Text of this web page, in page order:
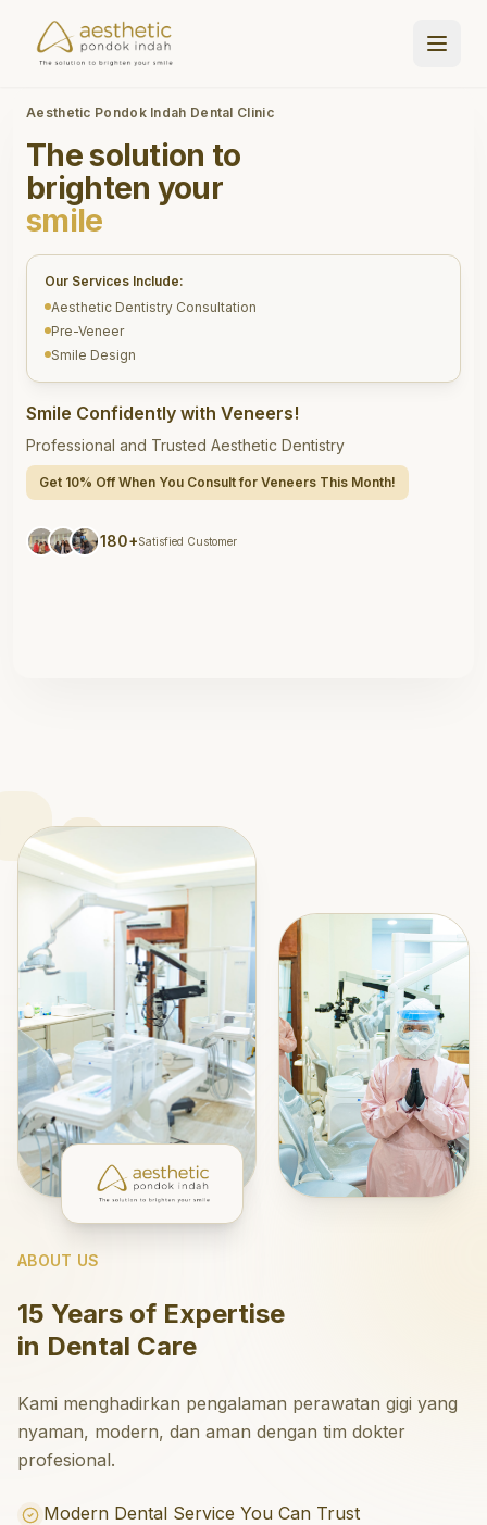
Aesthetic Pondok Indah Dental Clinic
The solution to
brighten your
smile
Our Services Include:
Aesthetic Dentistry Consultation
Pre-Veneer
Smile Design
Smile Confidently with Veneers!
Professional and Trusted Aesthetic Dentistry
Get 10% Off When You Consult for Veneers This Month!
180+Satisfied Customer
ABOUT US
15 Years of Expertise
in Dental Care
Kami menghadirkan pengalaman perawatan gigi yang
nyaman, modern, dan aman dengan tim dokter
profesional.
Modern Dental Service You Can Trust